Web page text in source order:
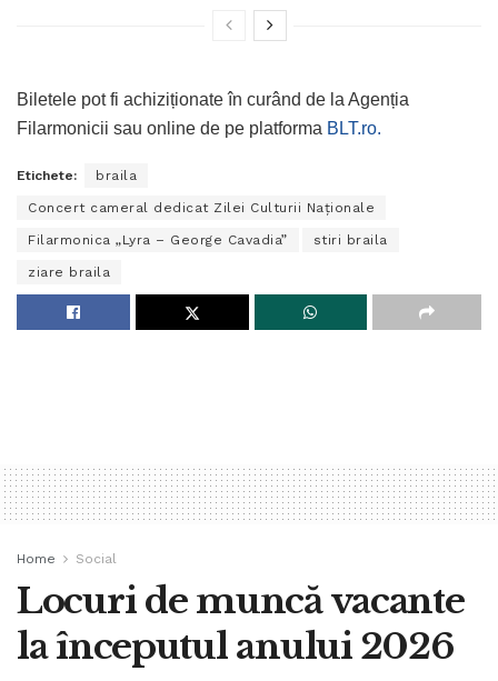
Biletele pot fi achiziționate în curând de la Agenția
Filarmonicii sau online de pe platforma BLT.ro.
Etichete: braila
Concert cameral dedicat Zilei Culturii Naționale
Filarmonica „Lyra – George Cavadia” stiri braila
ziare braila
Home Social
Locuri de muncă vacante
la începutul anului 2026